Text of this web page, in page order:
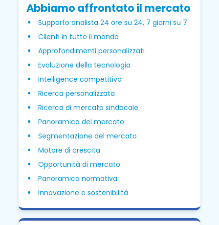
Abbiamo affrontato il mercato
Supporto analista 24 ore su 24, 7 giorni su 7
Clienti in tutto il mondo
Approfondimenti personalizzati
Evoluzione della tecnologia
Intelligence competitiva
Ricerca personalizzata
Ricerca di mercato sindacale
Panoramica del mercato
Segmentazione del mercato
Motore di crescita
Opportunità di mercato
Panoramica normativa
Innovazione e sostenibilità